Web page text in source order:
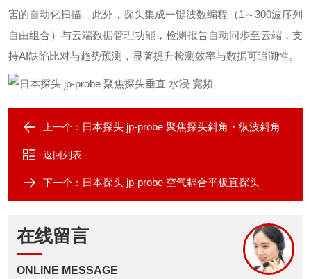
害的自动化扫描。此外，探头集成一键波数编程（1～300波序列
自由组合）与云端数据管理功能，检测报告自动同步至云端，支
持AI缺陷比对与趋势预测，显著提升检测效率与数据可追溯性。
上一个： 日本探头 jp-probe 聚焦探头斜角・纵波斜角
返回列表
下一个： 日本探头 jp-probe 空气耦合平板直探头
在线留言
ONLINE MESSAGE